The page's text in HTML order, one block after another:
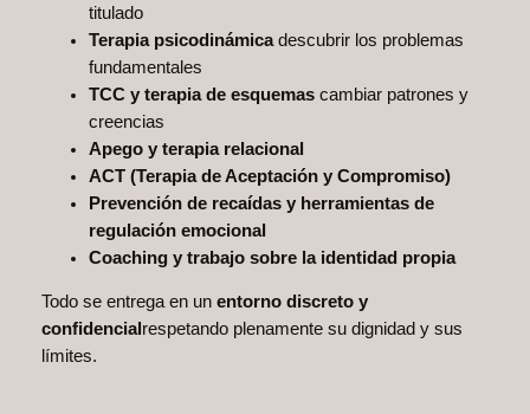
titulado
Terapia psicodinámicadescubrir los problemas
fundamentales
TCC y terapia de esquemascambiar patrones y
creencias
Apego y terapia relacional
ACT (Terapia de Aceptación y Compromiso)
Prevención de recaídas y herramientas de
regulación emocional
Coaching y trabajo sobre la identidad propia
Todo se entrega en un entorno discreto y
confidencial respetando plenamente su dignidad y sus
límites.